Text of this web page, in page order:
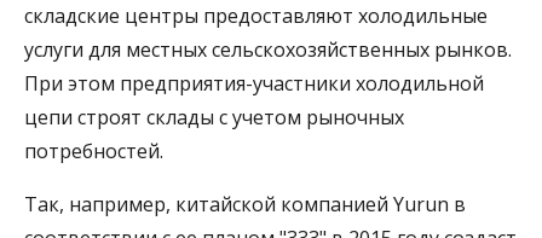
складские центры предоставляют холодильные
услуги для местных сельскохозяйственных рынков.
При этом предприятия-участники холодильной
цепи строят склады с учетом рыночных
потребностей.
Так, например, китайской компанией Yurun в